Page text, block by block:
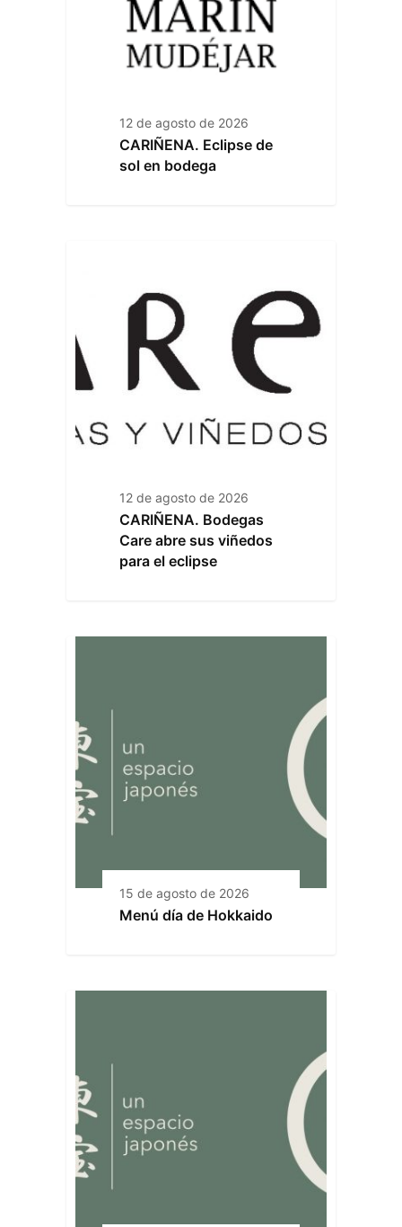
12 de agosto de 2026
CARIÑENA. Eclipse de
sol en bodega
12 de agosto de 2026
CARIÑENA. Bodegas
Care abre sus viñedos
para el eclipse
15 de agosto de 2026
Menú día de Hokkaido